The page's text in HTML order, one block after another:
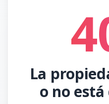
La
o no